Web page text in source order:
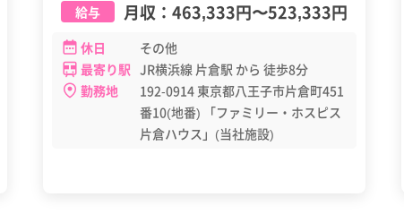
給与 月収： 463,333円〜523,333円
休日
その他
最寄り駅 JR横浜線 片倉駅 から 徒歩8分
勤務地
192-0914 東京都八王子市片倉町451
番10(地番) 「ファミリー・ホスピス
片倉ハウス」(当社施設)